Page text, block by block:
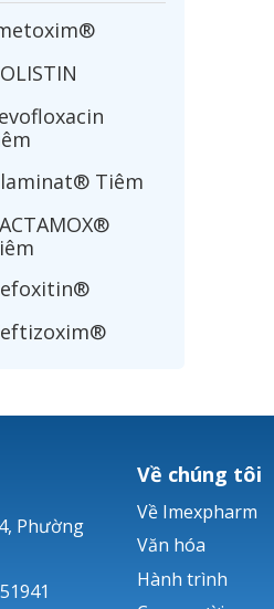
Tiêm
Ticarlinat®
Phường
Về chúng tôi
Về Imexpharm
Văn hóa
Hành trình